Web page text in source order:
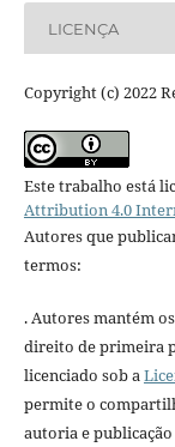
LICENÇA
Copyright (c) 2022
Este trabalho está
Attribution 4.0
Autores que
termos:
. Autores mantém
direito de primeira
licenciado sob a
permite o
autoria e